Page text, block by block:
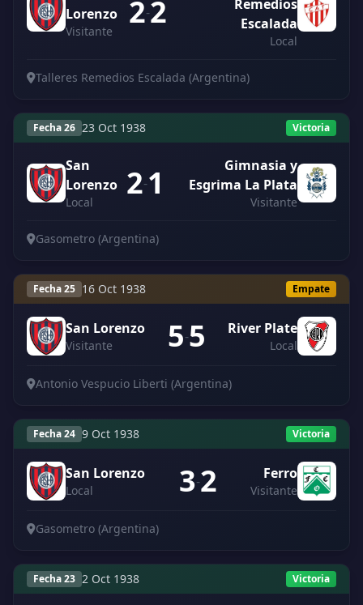
Lorenzo
Visitante 2-2
Remedios
Escalada
Local
Talleres Remedios Escalada (Argentina)
Fecha 26 23 Oct 1938 Victoria
San
Lorenzo
Local 2-1
Gimnasia y
Esgrima La Plata
Visitante
Gasometro (Argentina)
Fecha 25 16 Oct 1938 Empate
San Lorenzo
Visitante 5-5 River Plate
Local
Antonio Vespucio Liberti (Argentina)
Fecha 24 9 Oct 1938 Victoria
San Lorenzo
Local 3-2 Ferro
Visitante
Gasometro (Argentina)
Fecha 23 2 Oct 1938 Victoria